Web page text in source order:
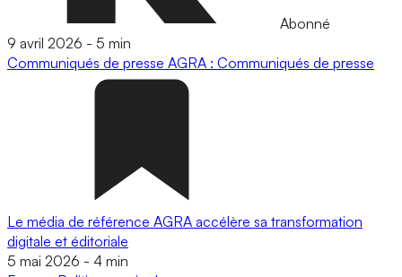
Abonné
9 avril 2026 - 5 min
Communiqués de presse AGRA : Communiqués de presse
Le média de référence AGRA accélère sa transformation
digitale et éditoriale
5 mai 2026 - 4 min